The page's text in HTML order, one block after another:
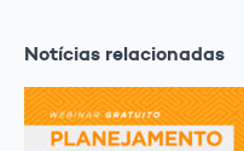
Notícias relacionadas